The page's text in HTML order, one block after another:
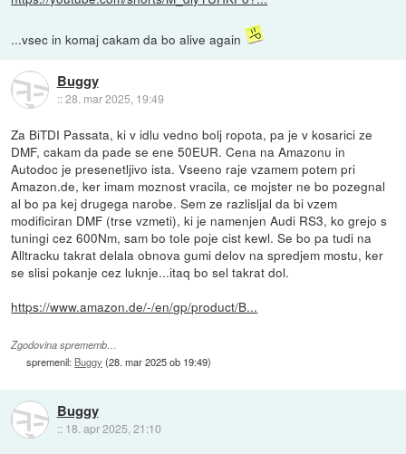
...vsec in komaj cakam da bo alive again
Buggy
::28. mar 2025, 19:49
Za BiTDI Passata, ki v idlu vedno bolj ropota, pa je v kosarici ze
DMF, cakam da pade se ene 50EUR. Cena na Amazonu in
Autodoc je presenetljivo ista. Vseeno raje vzamem potem pri
Amazon.de, ker imam moznost vracila, ce mojster ne bo pozegnal
al bo pa kej drugega narobe. Sem ze razlisljal da bi vzem
modificiran DMF (trse vzmeti), ki je namenjen Audi RS3, ko grejo s
tuningi cez 600Nm, sam bo tole poje cist kewl. Se bo pa tudi na
Alltracku takrat delala obnova gumi delov na spredjem mostu, ker
se slisi pokanje cez luknje...itaq bo sel takrat dol.
https://www.amazon.de/-/en/gp/product/B...
Zgodovina sprememb…
spremenil: Buggy (28. mar 2025 ob 19:49)
Buggy
:: 18. apr 2025, 21:10